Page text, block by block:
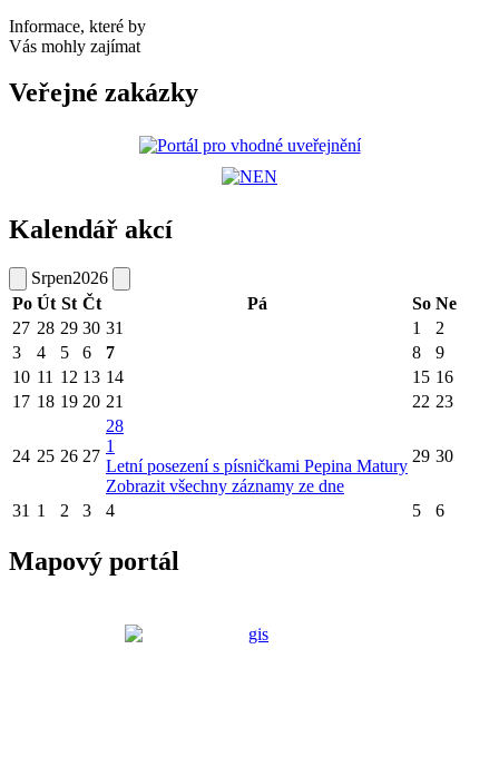
Informace, které by
Vás mohly zajímat
Veřejné zakázky
Kalendář akcí
Srpen2026
Po Út St Čt Pá So Ne
27 28 29 30 31 1
2
3
4 5 6 7 8
9
10 11 12 13 14 15 16
17 18 19 20 21 22 23
24 25 26 27
28
1
Letní posezení s písničkami Pepina Matury
Zobrazit všechny záznamy ze dne
29 30
31 1 2 3 4 5 6
Mapový portál